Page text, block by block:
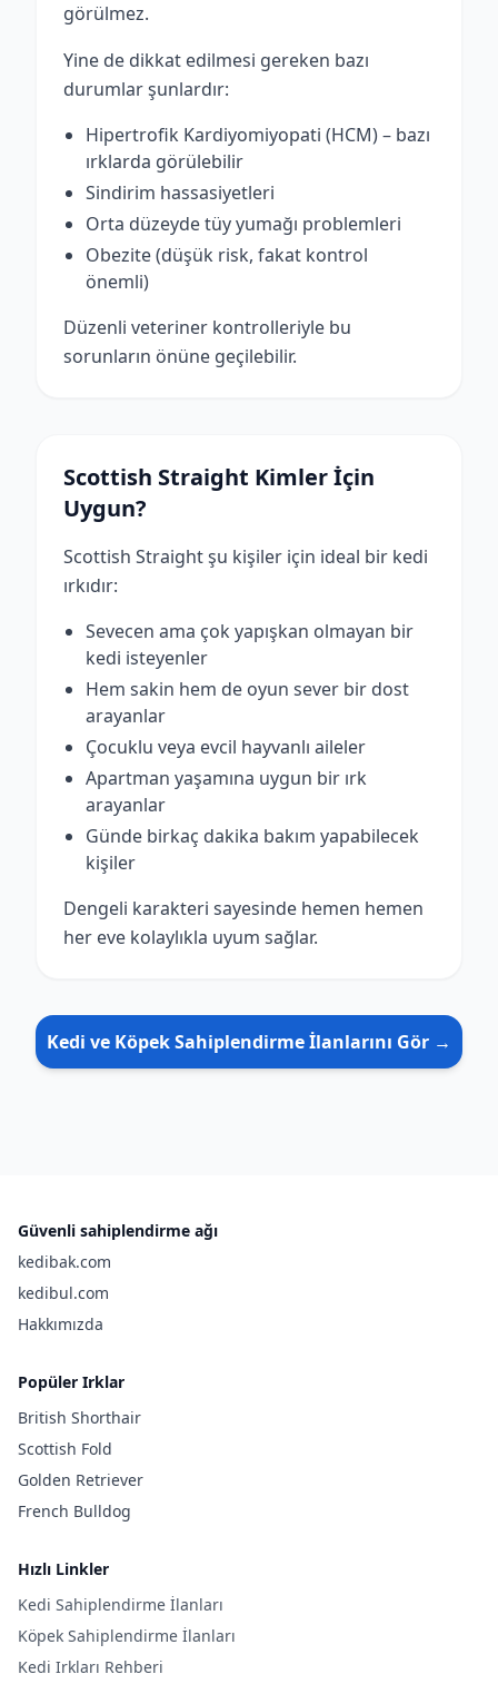
görülmez.
Yine de dikkat edilmesi gereken bazı
durumlar şunlardır:
Hipertrofik Kardiyomiyopati (HCM) – bazı
ırklarda görülebilir
Sindirim hassasiyetleri
Orta düzeyde tüy yumağı problemleri
Obezite (düşük risk, fakat kontrol
önemli)
Düzenli veteriner kontrolleriyle bu
sorunların önüne geçilebilir.
Scottish Straight Kimler İçin
Uygun?
Scottish Straight şu kişiler için ideal bir kedi
ırkıdır:
Sevecen ama çok yapışkan olmayan bir
kedi isteyenler
Hem sakin hem de oyun sever bir dost
arayanlar
Çocuklu veya evcil hayvanlı aileler
Apartman yaşamına uygun bir ırk
arayanlar
Günde birkaç dakika bakım yapabilecek
kişiler
Dengeli karakteri sayesinde hemen hemen
her eve kolaylıkla uyum sağlar.
Kedi ve Köpek Sahiplendirme İlanlarını Gör →
Güvenli sahiplendirme ağı
kedibak.com
kedibul.com
Hakkımızda
Popüler Irklar
British Shorthair
Scottish Fold
Golden Retriever
French Bulldog
Hızlı Linkler
Kedi Sahiplendirme İlanları
Köpek Sahiplendirme İlanları
Kedi Irkları Rehberi